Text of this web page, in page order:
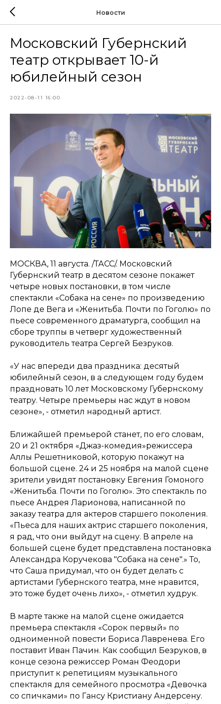
Новости
Московский Губернский
театр открывает 10-й
юбилейный сезон
2022-08-11 16:00
МОСКВА, 11 августа. /ТАСС/. Московский
Губернский театр в десятом сезоне покажет
четыре новых постановки, в том числе
спектакли «Собака на сене» по произведению
Лопе де Вега и «Женитьба. Почти по Гоголю» по
пьесе современного драматурга, сообщил на
сборе труппы в четверг художественный
руководитель театра Сергей Безруков.
«У нас впереди два праздника: десятый
юбилейный сезон, в а следующем году будем
праздновать 10 лет Московскому Губернскому
театру. Четыре премьеры нас ждут в новом
сезоне», - отметил народный артист.
Ближайшей премьерой станет, по его словам,
20 и 21 октября «Джаз-комедия»режиссера
Аллы Решетниковой, которую покажут на
большой сцене. 24 и 25 ноября на малой сцене
зрители увидят постановку Евгения Гомоного
«Женитьба. Почти по Гоголю». Это спектакль по
пьесе Андрея Ларионова, написанной по
заказу театра для актеров старшего поколения.
«Пьеса для наших актрис старшего поколения,
я рад, что они выйдут на сцену. В апреле на
большей сцене будет представлена постановка
Александра Коручекова "Собака на сене".» То,
что Саша придумал, что он будет делать с
артистами Губернского театра, мне нравится,
это тоже будет очень лихо», - отметил худрук.
В марте также на малой сцене ожидается
премьера спектакля «Сорок первый» по
одноименной повести Бориса Лавренева. Его
поставит Иван Пачин. Как сообщил Безруков, в
конце сезона режиссер Роман Феодори
приступит к репетициям музыкального
спектакля для семейного просмотра «Девочка
со спичками» по Гансу Кристиану Андерсену.